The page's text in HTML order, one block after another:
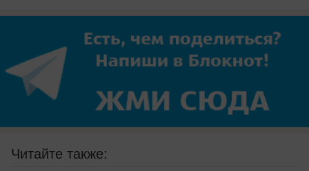
Читайте также: